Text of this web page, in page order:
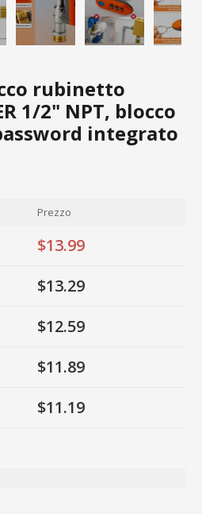
rubinetto
1/2" NPT, blocco
integrato
Prezzo
$13.99
$13.29
$12.59
$11.89
$11.19